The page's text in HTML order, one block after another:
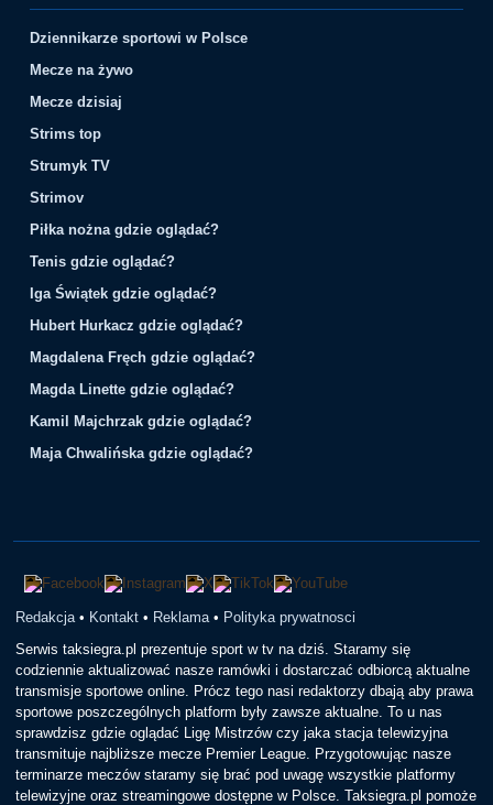
Dziennikarze sportowi w Polsce
Mecze na żywo
Mecze dzisiaj
Strims top
Strumyk TV
Strimov
Piłka nożna gdzie oglądać?
Tenis gdzie oglądać?
Iga Świątek gdzie oglądać?
Hubert Hurkacz gdzie oglądać?
Magdalena Fręch gdzie oglądać?
Magda Linette gdzie oglądać?
Kamil Majchrzak gdzie oglądać?
Maja Chwalińska gdzie oglądać?
Redakcja • Kontakt • Reklama • Polityka prywatnosci
Serwis taksiegra.pl prezentuje sport w tv na dziś. Staramy się
codziennie aktualizować nasze ramówki i dostarczać odbiorcą aktualne
transmisje sportowe online. Prócz tego nasi redaktorzy dbają aby prawa
sportowe poszczególnych platform były zawsze aktualne. To u nas
sprawdzisz gdzie oglądać Ligę Mistrzów czy jaka stacja telewizyjna
transmituje najbliższe mecze Premier League. Przygotowując nasze
terminarze meczów staramy się brać pod uwagę wszystkie platformy
telewizyjne oraz streamingowe dostępne w Polsce. Taksiegra.pl pomoże